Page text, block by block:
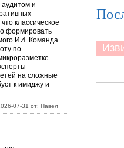
и
классическое
формировать
ИИ. Команда
по
на сложные
к имиджу и
07-31 от: Павел